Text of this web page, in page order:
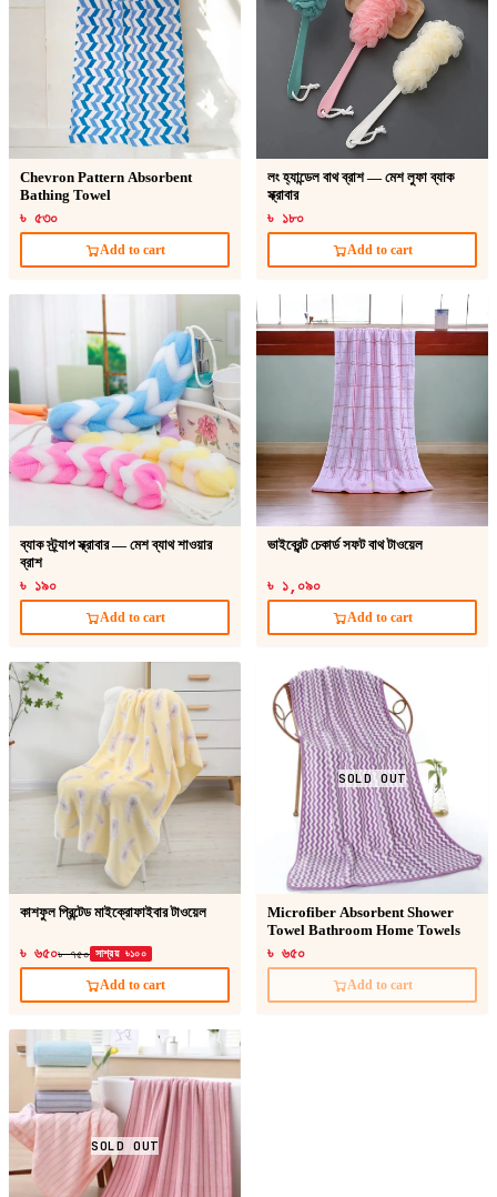
Chevron Pattern Absorbent
Bathing Towel
৳ ৫৩০
Add to cart
লং হ্যান্ডেল বাথ ব্রাশ — মেশ লুফা ব্যাক
স্ক্রাবার
৳ ১৮০
Add to cart
ব্যাক স্ট্র্যাপ স্ক্রাবার — মেশ ব্যাথ শাওয়ার
ব্রাশ
৳ ১৯০
Add to cart
ভাইব্রেন্ট চেকার্ড সফট বাথ টাওয়েল
৳ ১,০৯০
Add to cart
কাশফুল প্রিন্টেড মাইক্রোফাইবার টাওয়েল
৳ ৬৫০৳ ৭৫০ সাশ্রয় ৳১০০
Add to cart
SOLD OUT
Microfiber Absorbent Shower
Towel Bathroom Home Towels
৳ ৬৫০
Add to cart
SOLD OUT